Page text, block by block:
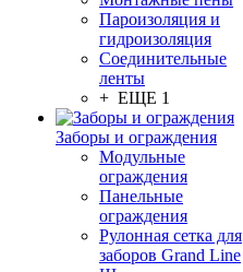
Пароизоляция и
гидроизоляция
Соединительные
ленты
+ ЕЩЕ 1
Заборы и ограждения
Модульные
ограждения
Панельные
ограждения
Рулонная сетка для
заборов Grand Line